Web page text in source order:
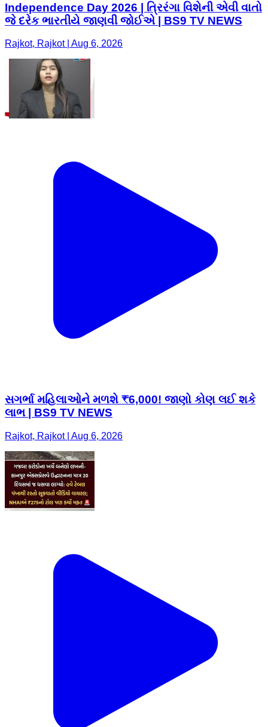
Independence Day 2026 | ત્રિરંગા વિશેની એવી વાતો
જે દરેક ભારતીયે જાણવી જોઈએ | BS9 TV NEWS
Rajkot, Rajkot | Aug 6, 2026
સગર્ભા મહિલાઓને મળશે ₹6,000! જાણો કોણ લઈ શકે
લાભ | BS9 TV NEWS
Rajkot, Rajkot | Aug 6, 2026